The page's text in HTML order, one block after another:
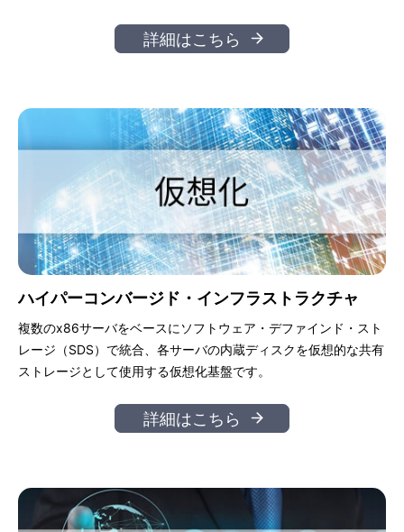
詳細はこちら
複数のx86サーバをベースにソフトウェア・デファインド・スト
レージ（SDS）で統合、各サーバの内蔵ディスクを仮想的な共有
ストレージとして使用する仮想化基盤です。
詳細はこちら
ハイパーコンバージド・インフラストラクチャ